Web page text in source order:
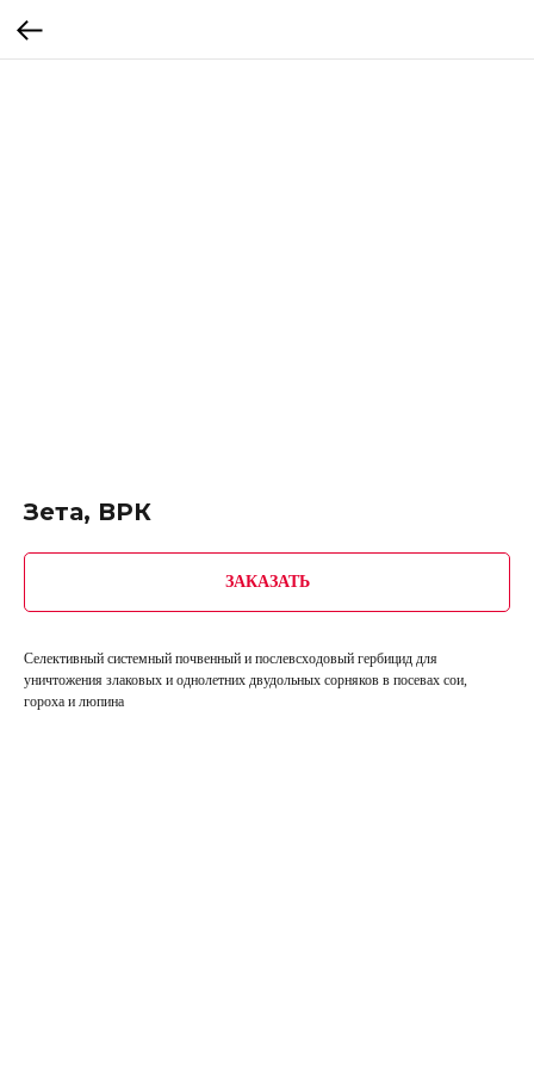
Зета, ВРК
ЗАКАЗАТЬ
Селективный системный почвенный и послевсходовый гербицид для
уничтожения злаковых и однолетних двудольных сорняков в посевах сои,
гороха и люпина